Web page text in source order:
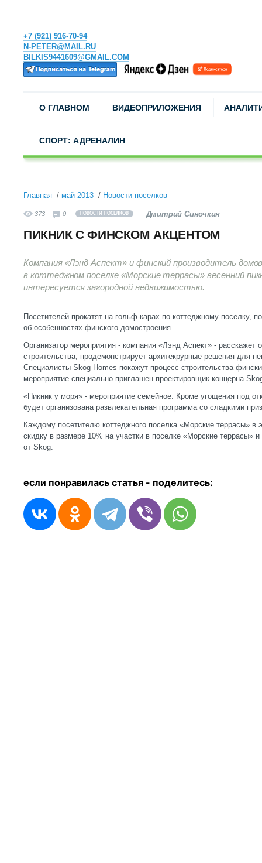
+7 (921) 916-70-94
N-PETER@MAIL.RU
BILKIS9441609@GMAIL.COM
О ГЛАВНОМ ВИДЕОПРИЛОЖЕНИЯ
СПОРТ: АДРЕНАЛИН
Главная май 2013 Новости поселков
373 0 НОВОСТИ ПОСЕЛКОВ Дмитрий Синочкин
ПИКНИК С ФИНСКОМ АКЦЕНТОМ
Компания «Лэнд Аспект» и финский производитель
в коттеджном поселке «Морские террасы» весенний
интересуется загородной недвижимостью.
Посетителей прокатят на гольф-карах по коттеджному поселку,
об особенностях финского домостроения.
Организатор мероприятия - компания «Лэнд Аспект» - расскажет
строительства, продемонстрирует архитекрурные решения для
Специалисты Skog Homes покажут процесс строительства
мероприятие специально приглашен проектировщик концерна
«Пикник у моря» - мероприятие семейное. Кроме угощения под
будет организована развлекательная программа со сладкими
Каждому посетителю коттеджного поселка «Морские террасы» в
скидку в размере 10% на участки в поселке «Морские террасы»
от Skog.
если понравилась статья - поделитесь: